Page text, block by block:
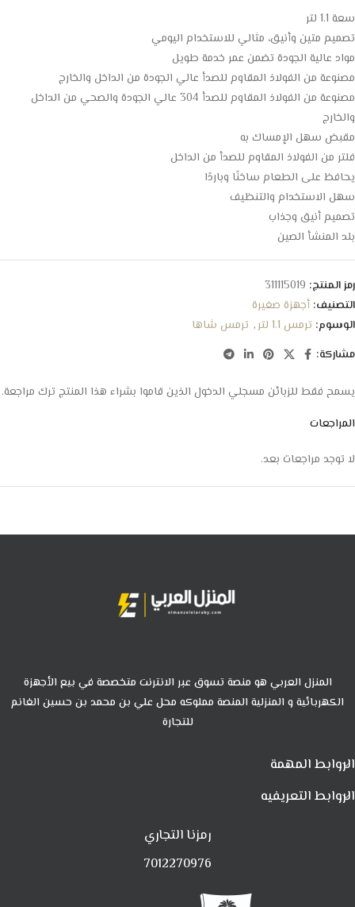
سعة 1.1 لتر
تصميم متين وأنيق، مثالي للاستخدام اليومي
مواد عالية الجودة تضمن عمر خدمة طويل
مصنوعة من الفولاذ المقاوم للصدأ عالي الجودة من الداخل والخارج
مصنوعة من الفولاذ المقاوم للصدأ 304 عالي الجودة والصحي من الداخل
والخارج
مقبض سهل الإمساك به
فلتر من الفولاذ المقاوم للصدأ من الداخل
يحافظ على الطعام ساخنًا وباردًا
سهل الاستخدام والتنظيف
تصميم أنيق وجذاب
بلد المنشأ الصين
رمز المنتج: 311115019
التصنيف: أجهزة صغيرة
الوسوم: ترمس 1.1 لتر , ترمس شاها
مشاركة:
المراجعات
لا توجد مراجعات بعد.
يسمح فقط للزبائن مسجلي الدخول الذين قاموا بشراء هذا المنتج ترك مراجعة.
المنزل العربي هو منصة تسوق عبر الانترنت متخصصة في بيع الأجهزة
الكهربائية و المنزلية المنصة مملوكه محل علي بن محمد بن حسين الغانم
للتجارة
الروابط المهمة
الروابط التعريفيه
رمزنا التجاري
7012270976